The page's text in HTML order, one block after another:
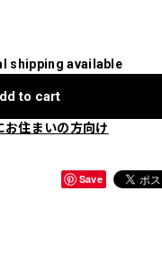
shipping available
to cart
お住まいの方向け
Save